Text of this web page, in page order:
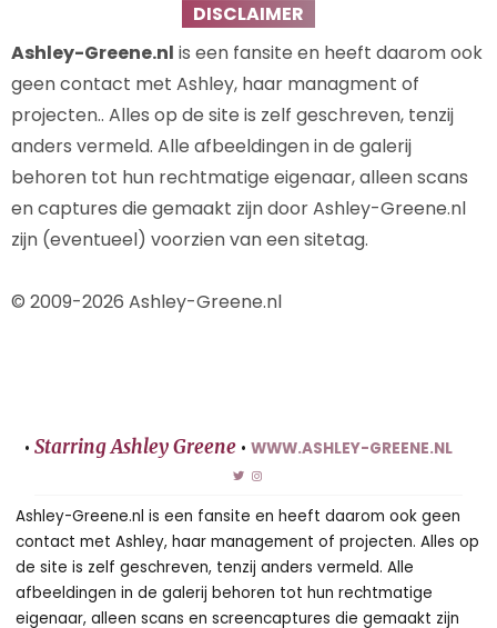
DISCLAIMER
Ashley-Greene.nl is een fansite en heeft daarom ook
geen contact met Ashley, haar managment of
projecten.. Alles op de site is zelf geschreven, tenzij
anders vermeld. Alle afbeeldingen in de galerij
behoren tot hun rechtmatige eigenaar, alleen scans
en captures die gemaakt zijn door Ashley-Greene.nl
zijn (eventueel) voorzien van een sitetag.
© 2009-2026 Ashley-Greene.nl
• Starring Ashley Greene • WWW.ASHLEY-GREENE.NL
Ashley-Greene.nl is een fansite en heeft daarom ook geen
contact met Ashley, haar management of projecten. Alles op
de site is zelf geschreven, tenzij anders vermeld. Alle
afbeeldingen in de galerij behoren tot hun rechtmatige
eigenaar, alleen scans en screencaptures die gemaakt zijn